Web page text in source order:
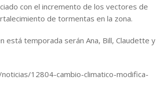
con el incremento de los vectores de
de tormentas en la zona.
está temporada serán Ana, Bill, Claudette y
12804-cambio-climatico-modifica-